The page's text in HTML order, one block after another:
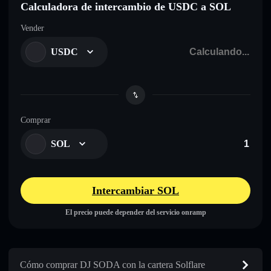
Calculadora de intercambio de USDC a SOL
Vender
USDC
Comprar
SOL
Intercambiar SOL
El precio puede depender del servicio onramp
Cómo comprar DJ SODA con la cartera Solflare